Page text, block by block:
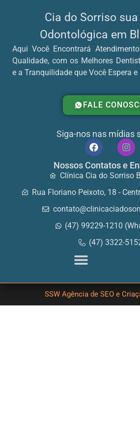
Cia do Sorriso
Odontológica em
Aqui Você Encontrará
Qualidade, com os Melhores
e a Tranquilidade que Você Espera e
FALE
Siga-nos nas mídias
Nossos Contatos e
Clínica Cia do Sorriso
Rua Floriano Peixoto, 18 -
(47) 99229-1210
(47) 3322-
SSW Agência de SEO e